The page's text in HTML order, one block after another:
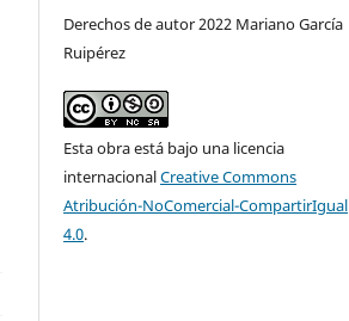
Derechos de autor 2022 Mariano García
Ruipérez
Esta obra está bajo una licencia
internacionalCreative Commons
Atribución-NoComercial-CompartirIgual
4.0.